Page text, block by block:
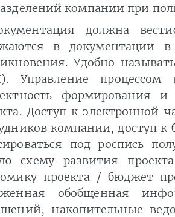
компании при
должна
в документации
Удобно
Управление
формирования
Доступ к электронной
компании, доступ к
под роспись
схему развития
проекта / бюджет
обобщенная
накопительные